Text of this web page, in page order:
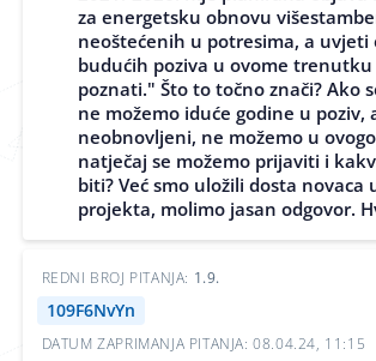
za energetsku obnovu
neoštećenih u potresima, a
budućih poziva u ovome trenutku
poznati." Što to točno znači? Ako
ne možemo iduće godine u poziv,
neobnovljeni, ne možemo u
natječaj se možemo prijaviti i
biti? Već smo uložili dosta novaca
projekta, molimo jasan odgovor.
REDNI BROJ PITANJA: 1.9.
109F6NvYn
DATUM ZAPRIMANJA PITANJA: 08.04.24, 11:15